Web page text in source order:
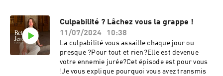
confiance en soi | 🌿 Formation Libre &
Confiante⚠️ Mes contenus sont à visée psycho-
éducative. Ils ne remplacent pas un suivi
thérapeutique individuel ni une consultation
avec un professionnel de santé.Hébergé par
Ausha. Visitez ausha.co/politique-de-
https://formations.bettyjereczek.fr/ebook-le-
cahier-de-la-confiance-en-soi❤ Programme
Libre & Confiante
https://bettyjereczek.thrivecart.com/libre-et-
confiante-
2/.....................................................Où me
Culpabilité ? Lâchez vous la grappe !
11/07/2024
10:38
La culpabilité vous assaille chaque jour ou
presque ?Pour tout et rien?Elle est devenue
votre ennemie jurée?Cet épisode est pour vous
!Je vous explique pourquoi vous avez transmis